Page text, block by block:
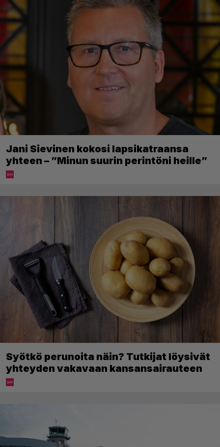
Jani Sievinen kokosi lapsikatraansa
yhteen – ”Minun suurin perintöni heille”
Syötkö perunoita näin? Tutkijat löysivät
yhteyden vakavaan kansansairauteen